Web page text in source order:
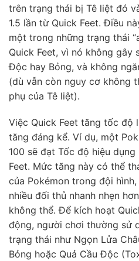
trên trạng thái bị Tê liệt đó
1.5 lần từ Quick Feet. Điều
một trong những trạng thái
Quick Feet, vì nó không
Độc hay Bỏng, và không
(dù vẫn còn nguy cơ không
phụ của Tê liệt).
Việc Quick Feet tăng tốc độ
tăng đáng kể. Ví dụ, một
100 sẽ đạt Tốc độ hiệu
Feet. Mức tăng này có thể
của Pokémon trong đội
nhiều đối thủ nhanh nhẹn
không thể. Để kích hoạt
động, người chơi thường sử
trạng thái như Ngọn Lửa
Bỏng hoặc Quả Cầu Độc